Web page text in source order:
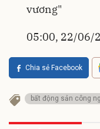
vương"
05:00, 22/06/
Chia sẻ Facebook
bất động sản công